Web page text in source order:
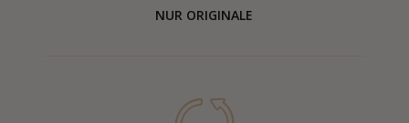
NUR ORIGINALE